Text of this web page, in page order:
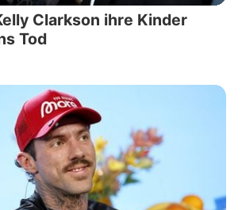
Clarkson ihre Kinder
Tod